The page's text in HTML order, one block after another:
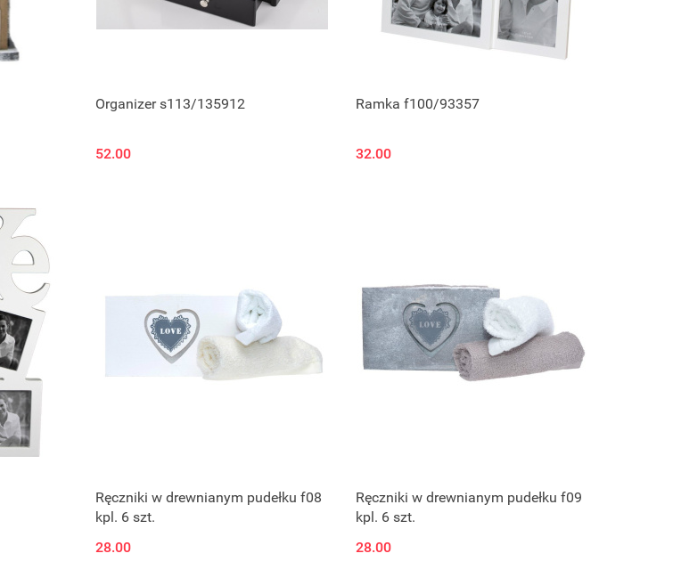
Organizer s113/135912
52.00
Ramka f100/93357
32.00
Ręczniki w drewnianym pudełku f08
kpl. 6 szt.
28.00
Ręczniki w drewnianym pudełku f09
kpl. 6 szt.
28.00